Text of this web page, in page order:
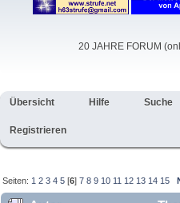
20 JAHRE FORUM
Übersicht Hilfe Suche
Registrieren
Seiten: 1 2 3 4 5 [6]7 8 9 10 11 12 13 14 15